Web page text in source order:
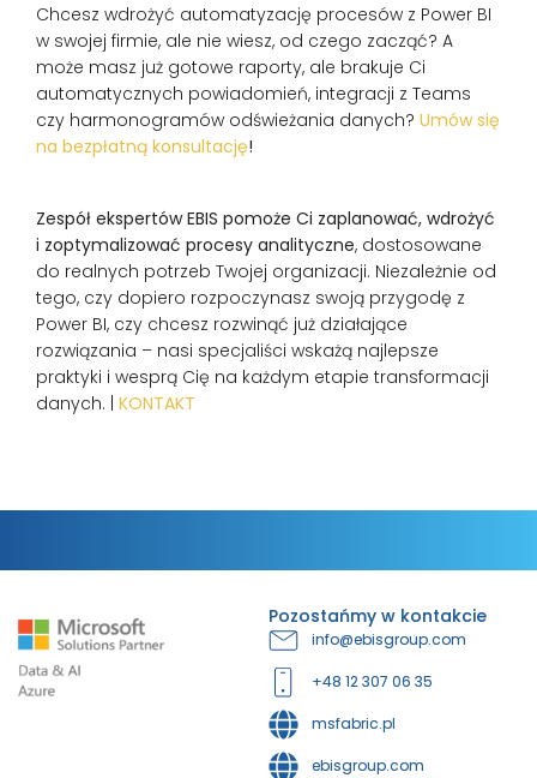
Chcesz wdrożyć automatyzację procesów z Power BI
w swojej firmie, ale nie wiesz, od czego zacząć? A
może masz już gotowe raporty, ale brakuje Ci
automatycznych powiadomień, integracji z Teams
czy harmonogramów odświeżania danych? Umów się
na bezpłatną konsultację!
Zespół ekspertów EBIS pomoże Ci zaplanować, wdrożyć
i zoptymalizować procesy analityczne, dostosowane
do realnych potrzeb Twojej organizacji. Niezależnie od
tego, czy dopiero rozpoczynasz swoją przygodę z
Power BI, czy chcesz rozwinąć już działające
rozwiązania – nasi specjaliści wskażą najlepsze
praktyki i wesprą Cię na każdym etapie transformacji
danych. | KONTAKT
Pozostańmy w kontakcie
info@ebisgroup.com
+48 12 307 06 35
msfabric.pl
ebisgroup.com